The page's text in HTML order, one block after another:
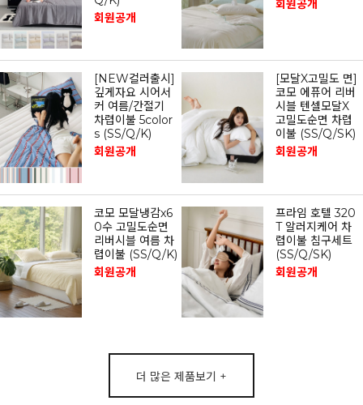
회원공개
회원공개
[NEW컬러출시]
깊게자요 시어서
커 여름/간절기
차렵이불 5color
s (SS/Q/K)
회원공개
[모달X고밀도 면]
코모 에퓨어 리버
시블 텐셀모달X
고밀도순면 차렵
이불 (SS/Q/SK)
회원공개
코모 모달냉감x6
0수 고밀도순면
리버시블 여름 차
렵이불 (SS/Q/K)
회원공개
프라임 호텔 320
T 알러지케어 차
렵이불 침구세트
(SS/Q/SK)
회원공개
더 많은 제품보기 +